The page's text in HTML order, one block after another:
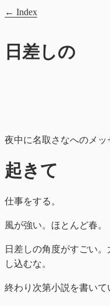
Index
日差しの
夜中に名取さなへのメッ
起きて
仕事をする。
風が強い。ほとんど春。
日差しの角度がすごい
し込むな。
終わり次第小説を書いて